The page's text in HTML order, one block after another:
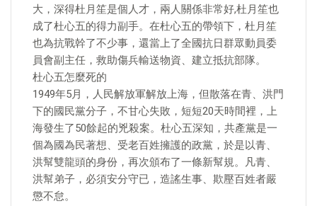
大，深得杜月笙是個人才，兩人關係非常好,杜月笙也
成了杜心五的得力副手。在杜心五的帶領下，杜月笙
也為抗戰幹了不少事，還當上了全國抗日群眾動員委
員會副主任，救助傷兵輸送物資、建立抵抗部隊。
杜心五怎麼死的
1949年5月，人民解放軍解放上海，但散落在青、洪門
下的國民黨分子，不甘心失敗，短短20天時間裡，上
海發生了50餘起的兇殺案。杜心五深知，共產黨是一
個為國為民著想、受老百姓擁護的政黨，於是以青、
洪幫雙龍頭的身份，再次頒布了一條新幫規。凡青、
洪幫弟子，必須安分守已，造謠生事、欺壓百姓者嚴
懲不怠。